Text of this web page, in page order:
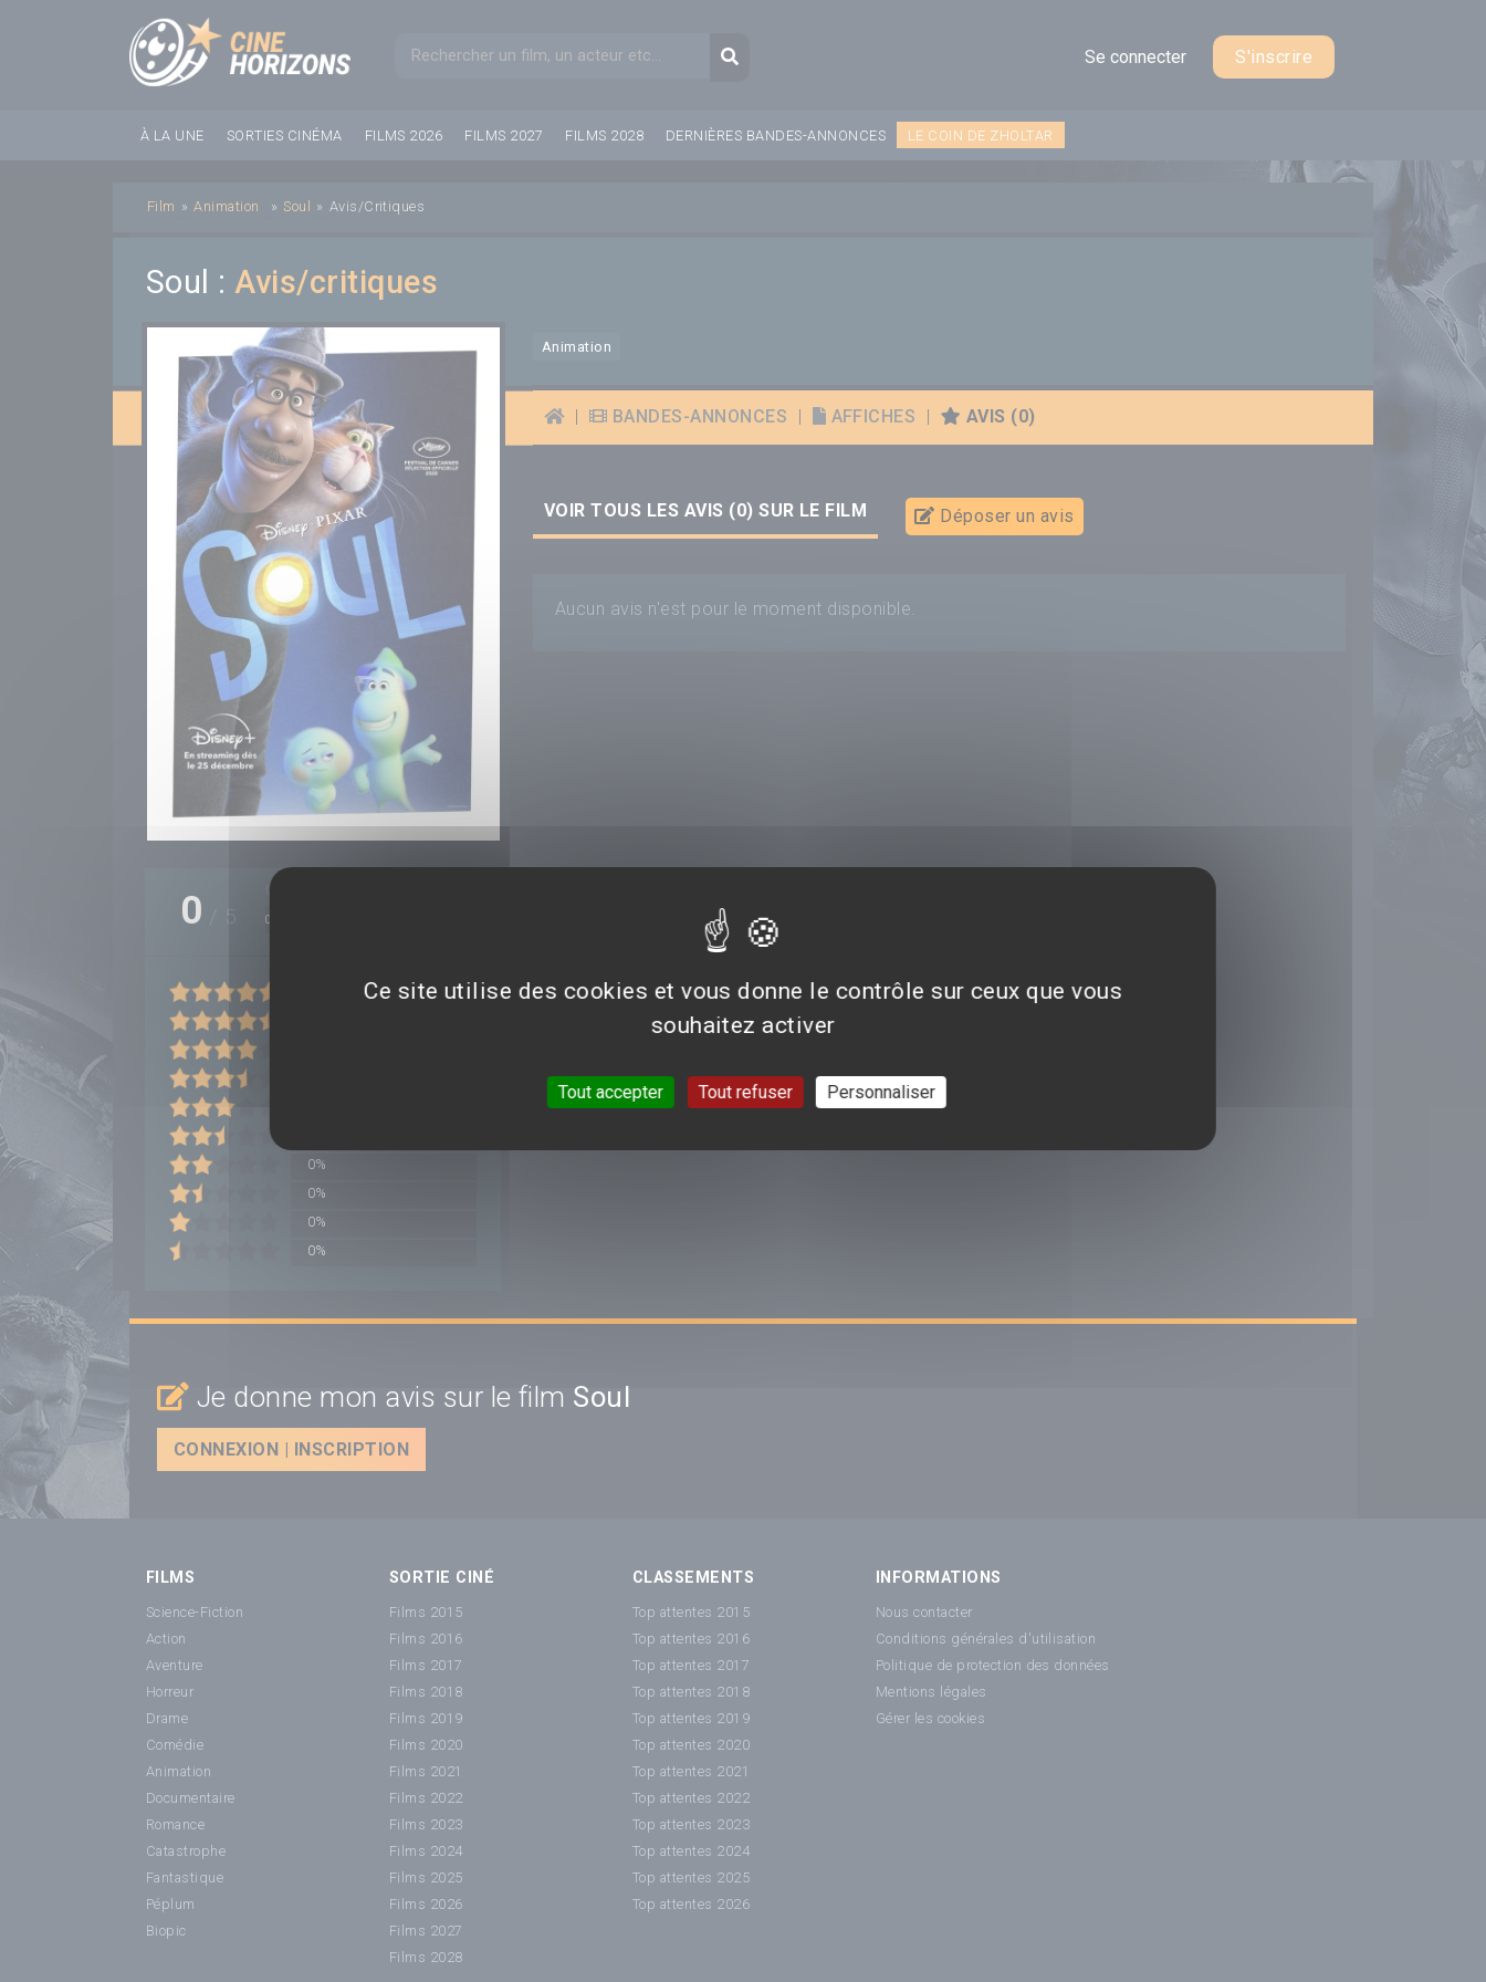
Formulaire de rechercheRecherche
Se connecter S'inscrire
À LA UNE SORTIES CINÉMA FILMS 2026 FILMS 2027 FILMS 2028 DERNIÈRES BANDES-ANNONCES LE COIN DE ZHOLTAR
Film » Animation » Soul » Avis/Critiques
Soul :Avis/critiques
0 0 critique(s)
0%
0%
0%
0%
0%
Animation
BANDES-ANNONCES AFFICHES AVIS (0)
VOIR TOUS LES AVIS (0) SUR LE FILM Déposer un avis
Aucun avis n'est pour le moment disponible.
Je donne mon avis sur le film Soul
CONNEXION | INSCRIPTION
FILMS
Science-Fiction
Action
Aventure
Horreur
Drame
Comédie
Animation
Documentaire
Romance
Catastrophe
Fantastique
Péplum
Biopic
SORTIE CINÉ
Films 2015
Films 2016
Films 2017
Films 2018
Films 2019
Films 2020
Films 2021
Films 2022
Films 2023
Films 2024
Films 2025
Films 2026
Films 2027
Films 2028
CLASSEMENTS
Top attentes 2015
Top attentes 2016
Top attentes 2017
Top attentes 2018
Top attentes 2019
Top attentes 2020
Top attentes 2021
Top attentes 2022
Top attentes 2023
Top attentes 2024
Top attentes 2025
Top attentes 2026
INFORMATIONS
Nous contacter
Conditions générales d'utilisation
Politique de protection des données
Mentions légales
Gérer les cookies
Panneau de gestion des cookies
Ce site utilise des cookies et vous donne le contrôle sur ceux que vous
souhaitez activer
Tout accepter Tout refuser Personnaliser